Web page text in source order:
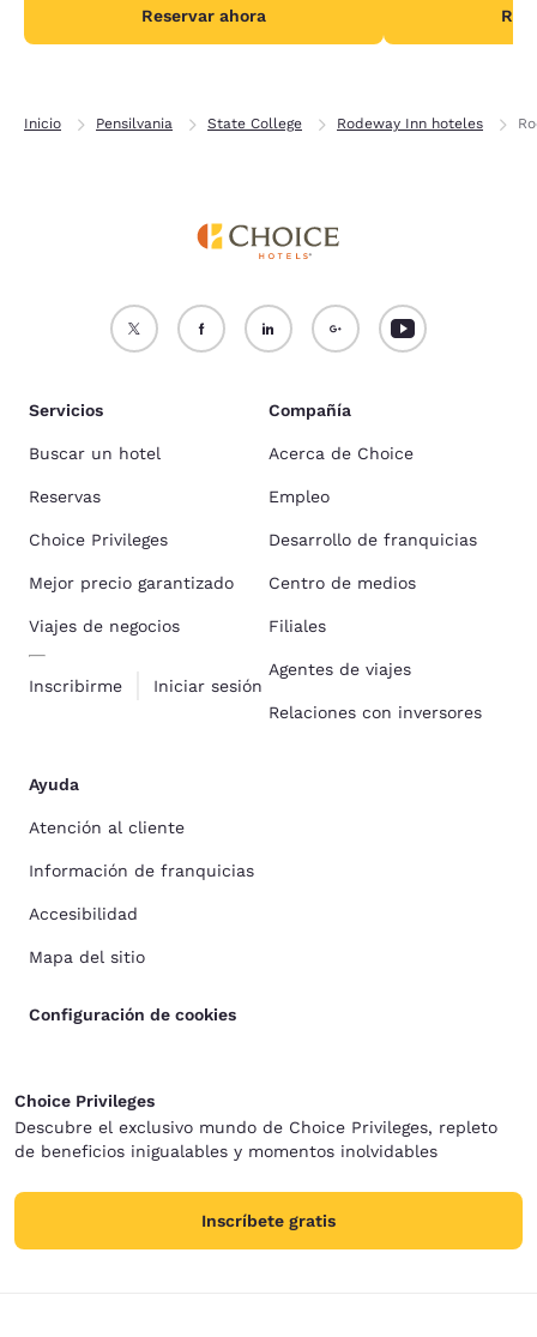
Reservar ahora
Inicio Pensilvania State College Rodeway Inn hoteles
Servicios
Buscar un hotel
Reservas
Choice Privileges
Mejor precio garantizado
Viajes de negocios
Inscribirme Iniciar sesión
Compañía
Acerca de Choice
Empleo
Desarrollo de franquicias
Centro de medios
Filiales
Agentes de viajes
Relaciones con inversores
Ayuda
Atención al cliente
Información de franquicias
Accesibilidad
Mapa del sitio
Configuración de cookies
Choice Privileges
Descubre el exclusivo mundo de Choice Privileges, repleto
de beneficios inigualables y momentos inolvidables
Inscríbete gratis